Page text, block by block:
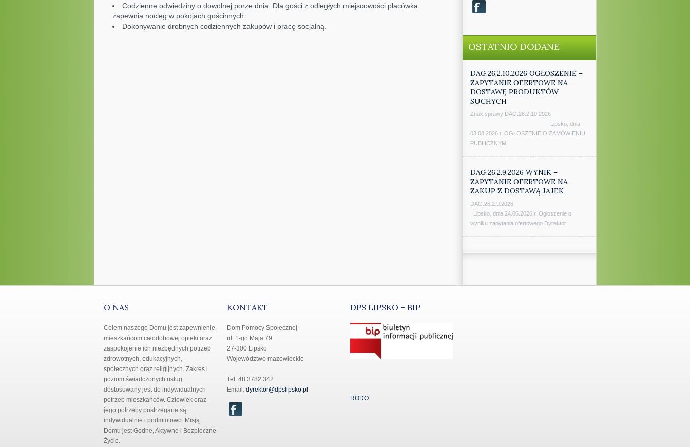
OSTATNIO DODANE
DAG.26.2.10.2026 OGŁOSZENIE –
ZAPYTANIE OFERTOWE NA
DOSTAWĘ PRODUKTÓW
SUCHYCH
Znak sprawy DAG.26.2.10.2026
Lipsko, dnia
03.08.2026 r. OGŁOSZENIE O ZAMÓWIENIU
PUBLICZNYM
DAG.26.2.9.2026 WYNIK –
ZAPYTANIE OFERTOWE NA
ZAKUP Z DOSTAWĄ JAJEK
DAG.26.2.9.2026
Lipsko, dnia 24.06.2026 r. Ogłoszenie o
wyniku zapytania ofertowego Dyrektor
Codzienne odwiedziny o dowolnej porze dnia. Dla gości z odległych miejscowości placówka
zapewnia nocleg w pokojach gościnnych.
Dokonywanie drobnych codziennych zakupów i pracę socjalną.
O NAS
Celem naszego Domu jest zapewnienie
mieszkańcom całodobowej opieki oraz
zaspokojenie ich niezbędnych potrzeb
zdrowotnych, edukacyjnych,
społecznych oraz religijnych. Zakres i
poziom świadczonych usług
dostosowany jest do indywidualnych
potrzeb mieszkańców. Człowiek oraz
jego potrzeby postrzegane są
indywidualnie i podmiotowo. Misją
Domu jest Godne, Aktywne i Bezpieczne
Życie.
KONTAKT
Dom Pomocy Społecznej
ul. 1-go Maja 79
27-300 Lipsko
Województwo mazowieckie
Tel: 48 3782 342
Email: dyrektor@dpslipsko.pl
DPS LIPSKO – BIP
RODO